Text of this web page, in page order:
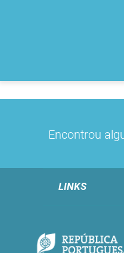
Encontrou
LINKS